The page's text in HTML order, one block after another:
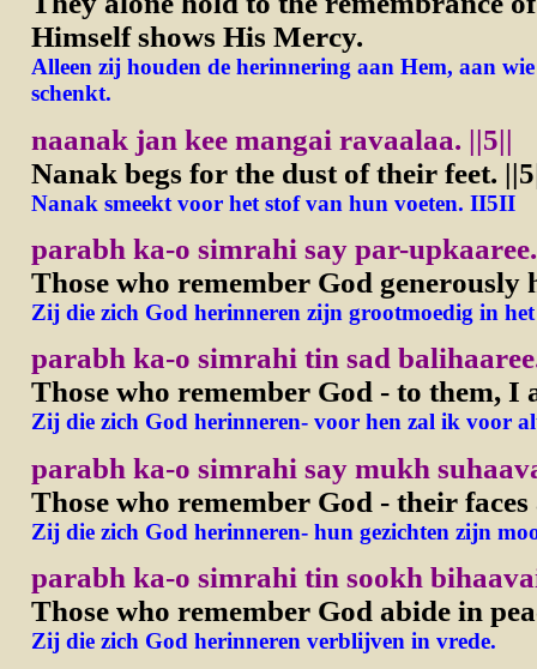
Himself shows His Mercy.
Alleen zij houden de herinnering aan Hem, aan
schenkt.
naanak jan kee mangai ravaalaa. ||5||
Nanak begs for the dust of their feet.
Nanak smeekt voor het stof van hun voeten. II5II
parabh ka-o simrahi say par-upkaaree.
Those who remember God generously
Zij die zich God herinneren zijn grootmoedig in
parabh ka-o simrahi tin sad
Those who remember God - to them, I
Zij die zich God herinneren- voor hen zal ik voor
parabh ka-o simrahi say mukh
Those who remember God - their
Zij die zich God herinneren- hun gezichten zijn
parabh ka-o simrahi tin sookh
Those who remember God abide in
Zij die zich God herinneren verblijven in vrede.